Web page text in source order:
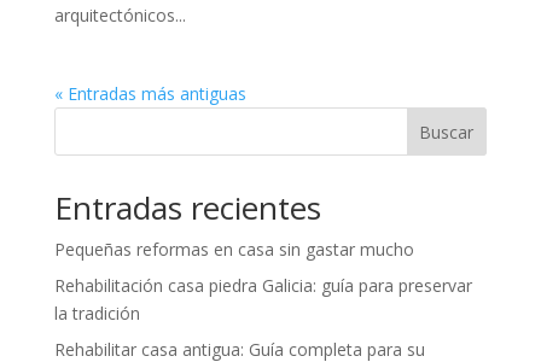
arquitectónicos...
« Entradas más antiguas
Buscar
Entradas recientes
Pequeñas reformas en casa sin gastar mucho
Rehabilitación casa piedra Galicia: guía para preservar
la tradición
Rehabilitar casa antigua: Guía completa para su